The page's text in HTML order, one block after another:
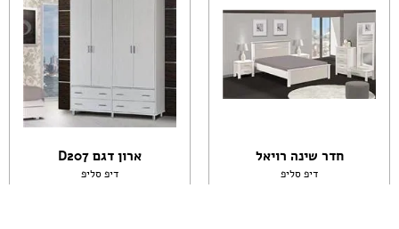
חדר שינה רויאל
דיפ סליפ
ארון דגם D207
דיפ סליפ